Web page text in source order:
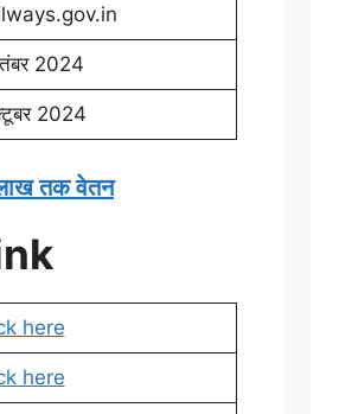
2024
2024
तक वेतन
here
here